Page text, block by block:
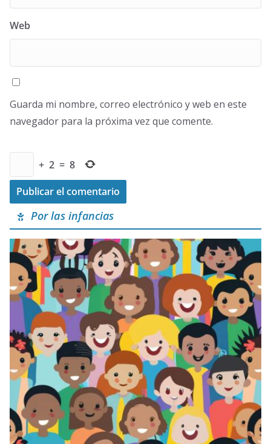
Web
Guarda mi nombre, correo electrónico y web en este
navegador para la próxima vez que comente.
+ 2 = 8
Por las infancias